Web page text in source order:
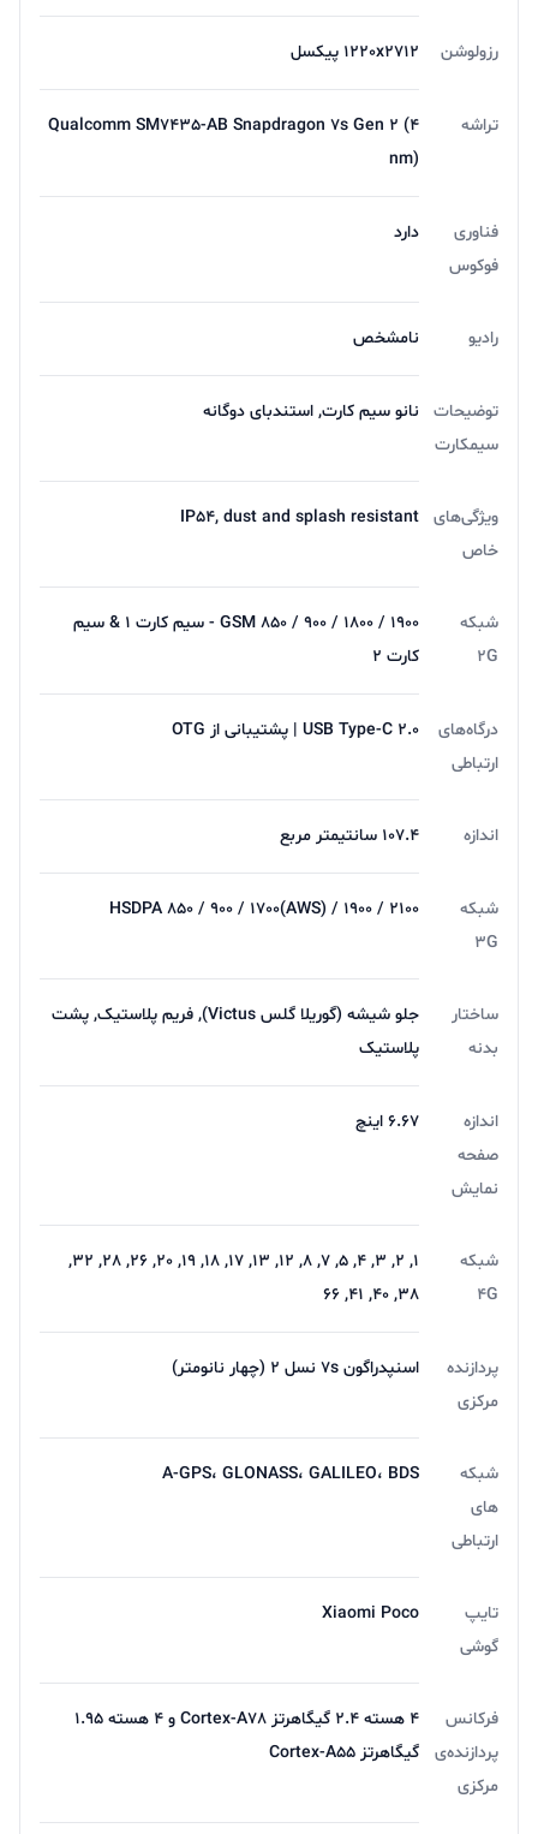
رزولوشن 1220x2712 پیکسل
تراشه
Qualcomm SM7435-AB Snapdragon 7s Gen 2 (4
nm)
فناوری
فوکوس
دارد
رادیو نامشخص
توضیحات
سیمکارت
نانو سیم کارت, استندبای دوگانه
ویژگی‌های
خاص
IP54, dust and splash resistant
شبکه
2G
GSM 850 / 900 / 1800 / 1900 - سیم کارت 1 & سیم
کارت 2
درگاه‌های
ارتباطی
USB Type-C 2.0 | پشتیبانی از OTG
اندازه 107.4 سانتیمتر مربع
شبکه
3G
HSDPA 850 / 900 / 1700(AWS) / 1900 / 2100
ساختار
بدنه
جلو شیشه (گوریلا گلس Victus), فریم پلاستیک, پشت
پلاستیک
اندازه
صفحه
نمایش
6.67 اینچ
شبکه
4G
1, 2, 3, 4, 5, 7, 8, 12, 13, 17, 18, 19, 20, 26, 28, 32,
38, 40, 41, 66
پردازنده
مرکزی
اسنپدراگون 7s نسل 2 (چهار نانومتر)
شبکه
های
ارتباطی
A-GPS، GLONASS، GALILEO، BDS
تایپ
گوشی
Xiaomi Poco
فرکانس
پردازنده‌ی
مرکزی
4 هسته 2.4 گیگاهرتز Cortex-A78 و 4 هسته 1.95
گیگاهرتز Cortex-A55